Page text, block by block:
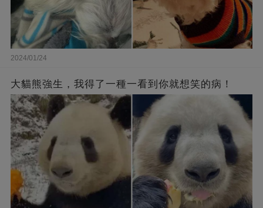
2024/01/24
大貓熊強生，我得了一種一看到你就想笑的病！